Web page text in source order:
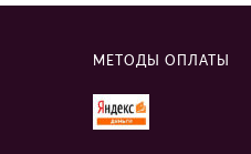
МЕТОДЫ ОПЛАТЫ